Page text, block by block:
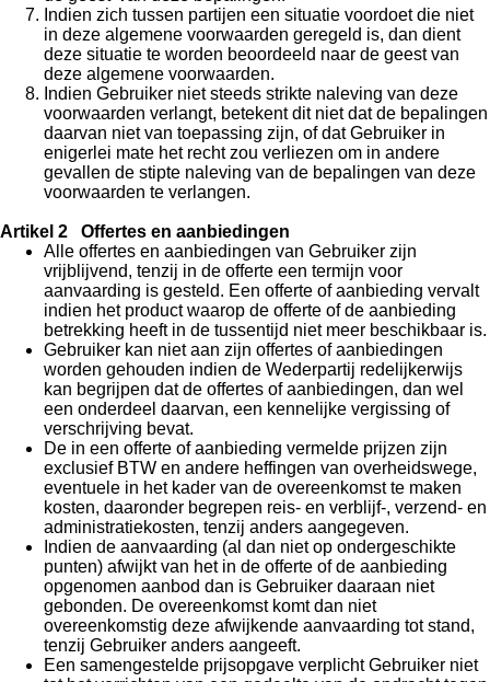
Indien zich tussen partijen een situatie voordoet die niet
in deze algemene voorwaarden geregeld is, dan dient
deze situatie te worden beoordeeld naar de geest van
deze algemene voorwaarden.
Indien Gebruiker niet steeds strikte naleving van deze
voorwaarden verlangt, betekent dit niet dat de bepalingen
daarvan niet van toepassing zijn, of dat Gebruiker in
enigerlei mate het recht zou verliezen om in andere
gevallen de stipte naleving van de bepalingen van deze
voorwaarden te verlangen.
Artikel 2 Offertes en aanbiedingen
Alle offertes en aanbiedingen van Gebruiker zijn
vrijblijvend, tenzij in de offerte een termijn voor
aanvaarding is gesteld. Een offerte of aanbieding vervalt
indien het product waarop de offerte of de aanbieding
betrekking heeft in de tussentijd niet meer beschikbaar is.
Gebruiker kan niet aan zijn offertes of aanbiedingen
worden gehouden indien de Wederpartij redelijkerwijs
kan begrijpen dat de offertes of aanbiedingen, dan wel
een onderdeel daarvan, een kennelijke vergissing of
verschrijving bevat.
De in een offerte of aanbieding vermelde prijzen zijn
exclusief BTW en andere heffingen van overheidswege,
eventuele in het kader van de overeenkomst te maken
kosten, daaronder begrepen reis- en verblijf-, verzend- en
administratiekosten, tenzij anders aangegeven.
Indien de aanvaarding (al dan niet op ondergeschikte
punten) afwijkt van het in de offerte of de aanbieding
opgenomen aanbod dan is Gebruiker daaraan niet
gebonden. De overeenkomst komt dan niet
overeenkomstig deze afwijkende aanvaarding tot stand,
tenzij Gebruiker anders aangeeft.
Een samengestelde prijsopgave verplicht Gebruiker niet